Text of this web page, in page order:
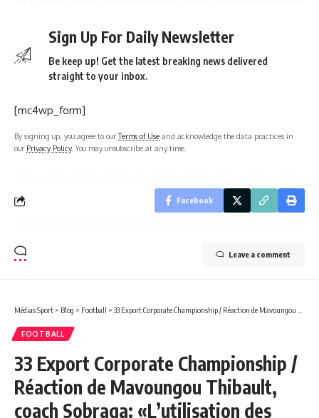
Sign Up For Daily Newsletter
Be keep up! Get the latest breaking news delivered
straight to your inbox.
[mc4wp_form]
By signing up, you agree to ourTerms of Use and acknowledge the data practices in
our Privacy Policy. You may unsubscribe at any time.
Facebook
Leave a comment
Médias Sport > Blog > Football > 33 Export Corporate Championship / Réaction de Mavoungou Thibault, coach Sobraga: «L’utilisation des joueurs non-agents de l’entreprise fausse l’esprit du tournoi!»
FOOTBALL
33 Export Corporate Championship /
Réaction de Mavoungou Thibault,
coach Sobraga: «L’utilisation des